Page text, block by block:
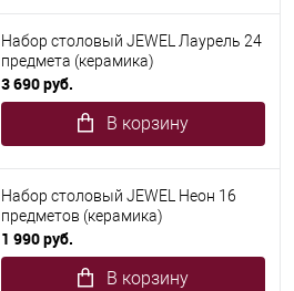
Набор столовый JEWEL Лаурель 24
предмета (керамика)
3 690 руб.
В корзину
Набор столовый JEWEL Неон 16
предметов (керамика)
1 990 руб.
В корзину